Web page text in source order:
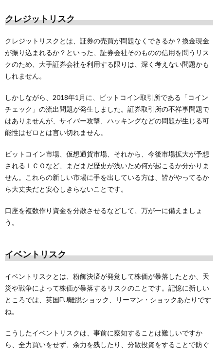
クレジットリスク
クレジットリスクとは、証券の売買が問題なくできるか？換金現金
が振り込まれるか？といった、証券会社そのものの信用を問うリス
クのため、大手証券会社を利用する限りは、深く考えない問題かも
しれません。
しかしながら、2018年1月に、ビットコイン取引所である「コイン
チェック」の流出問題が発生しました。証券取引所の不祥事問題で
はありませんが、サイバー攻撃、ハッキングなどの問題が生じる可
能性はゼロとは言い切れません。
ビットコイン市場、仮想通貨市場、それから、今後市場拡大が予想
されるＩＣＯなど、まだまだ歴史が浅いため何が起こるか分かりま
せん。これらの新しい市場に手を出している方は、皆がやってるか
ら大丈夫だと安心しきらないことです。
口座を複数作り資金を分散させるなどして、万が一に備えましょ
う。
イベントリスク
イベントリスクとは、粉飾決済が発覚して株価が暴落したとか、天
災や戦争によって株価が暴落するリスクのことです。記憶に新しい
ところでは、英国EU離脱ショック、リーマン・ショックあたりです
ね。
こうしたイベントリスクは、事前に察知することは難しいですか
ら、全力買いをせず、余力を残したり、分散投資をすることで防ぐ